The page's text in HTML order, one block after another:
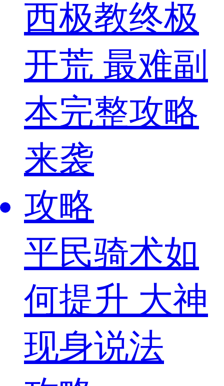
西极教终极
开荒 最难副
本完整攻略
来袭
攻略
平民骑术如
何提升 大神
现身说法